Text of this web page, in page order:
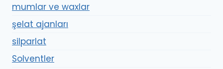
mumlar ve waxlar
şelat ajanları
silparlat
Solventler